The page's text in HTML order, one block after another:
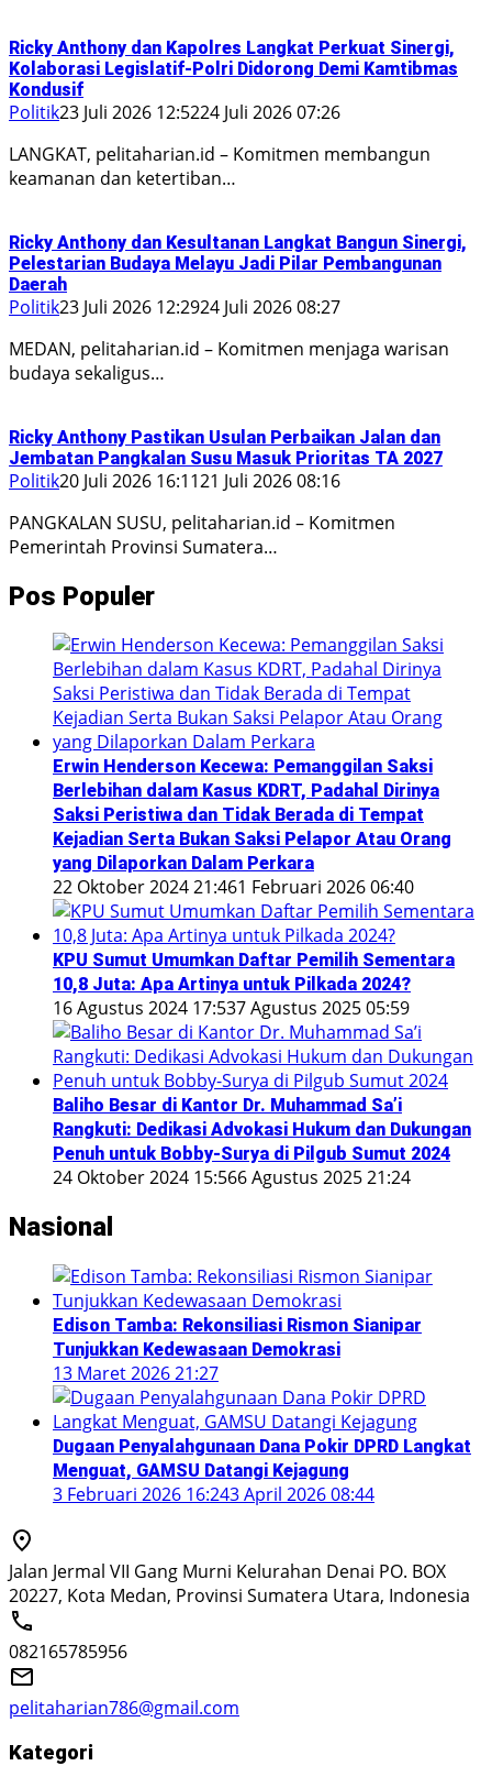
Ricky Anthony dan Kapolres Langkat Perkuat Sinergi,
Kolaborasi Legislatif-Polri Didorong Demi Kamtibmas
Kondusif
Politik23 Juli 2026 12:5224 Juli 2026 07:26
LANGKAT, pelitaharian.id – Komitmen membangun
keamanan dan ketertiban…
Ricky Anthony dan Kesultanan Langkat Bangun Sinergi,
Pelestarian Budaya Melayu Jadi Pilar Pembangunan
Daerah
Politik23 Juli 2026 12:2924 Juli 2026 08:27
MEDAN, pelitaharian.id – Komitmen menjaga warisan
budaya sekaligus…
Ricky Anthony Pastikan Usulan Perbaikan Jalan dan
Jembatan Pangkalan Susu Masuk Prioritas TA 2027
Politik20 Juli 2026 16:1121 Juli 2026 08:16
PANGKALAN SUSU, pelitaharian.id – Komitmen
Pemerintah Provinsi Sumatera…
Pos Populer
Erwin Henderson Kecewa: Pemanggilan Saksi
Berlebihan dalam Kasus KDRT, Padahal Dirinya
Saksi Peristiwa dan Tidak Berada di Tempat
Kejadian Serta Bukan Saksi Pelapor Atau Orang
yang Dilaporkan Dalam Perkara
22 Oktober 2024 21:461 Februari 2026 06:40
KPU Sumut Umumkan Daftar Pemilih Sementara
10,8 Juta: Apa Artinya untuk Pilkada 2024?
16 Agustus 2024 17:537 Agustus 2025 05:59
Baliho Besar di Kantor Dr. Muhammad Sa’i
Rangkuti: Dedikasi Advokasi Hukum dan Dukungan
Penuh untuk Bobby-Surya di Pilgub Sumut 2024
24 Oktober 2024 15:566 Agustus 2025 21:24
Nasional
Edison Tamba: Rekonsiliasi Rismon Sianipar
Tunjukkan Kedewasaan Demokrasi
13 Maret 2026 21:27
Dugaan Penyalahgunaan Dana Pokir DPRD Langkat
Menguat, GAMSU Datangi Kejagung
3 Februari 2026 16:243 April 2026 08:44
Jalan Jermal VII Gang Murni Kelurahan Denai PO. BOX
20227, Kota Medan, Provinsi Sumatera Utara, Indonesia
082165785956
pelitaharian786@gmail.com
Kategori